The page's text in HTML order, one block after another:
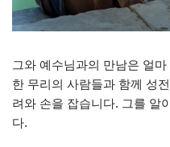
그와 예수님과의 만남은 얼마
한 무리의 사람들과 함께 성
려와 손을 잡습니다. 그를 알
다.